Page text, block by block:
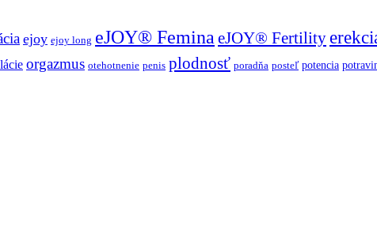
ejoy ejoy long eJOY® Femina eJOY® Fertility
orgazmus otehotnenie penis plodnosť poradňa posteľ potencia